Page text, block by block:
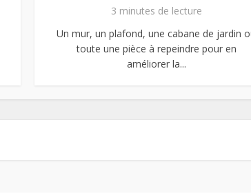
3 minutes de lecture
Un mur, un plafond, une cabane de jardin
toute une pièce à repeindre pour en
améliorer la...